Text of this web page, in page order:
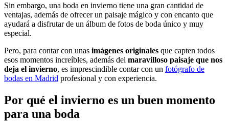
Sin embargo, una boda en invierno tiene una gran cantidad de
ventajas, además de ofrecer un paisaje mágico y con encanto que
ayudará a disfrutar de un álbum de fotos de boda único y muy
especial.
Pero, para contar con unas imágenes originales que capten todos
esos momentos increíbles, además del maravilloso paisaje que nos
deja el invierno, es imprescindible contar con un fotógrafo de
bodas en Madrid profesional y con experiencia.
Por qué el invierno es un buen momento
para una boda